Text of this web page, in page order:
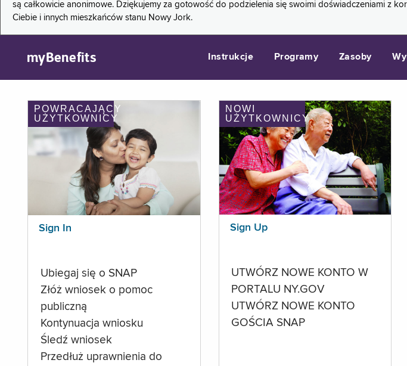
są całkowicie anonimowe. Dziękujemy za gotowość do podzielenia się swoimi doświadczeniami z
Ciebie i innych mieszkańców stanu Nowy Jork.
myBenefits Instrukcje Programy Zasoby
POWRACAJĄCY
UŻYTKOWNICY
Sign In
Ubiegaj się o SNAP
Złóż wniosek o pomoc
publiczną
Kontynuacja wniosku
Śledź wniosek
Przedłuż uprawnienia do
NOWI
UŻYTKOWNICY
Sign Up
UTWÓRZ NOWE KONTO W
PORTALU NY.GOV
UTWÓRZ NOWE KONTO
GOŚCIA SNAP